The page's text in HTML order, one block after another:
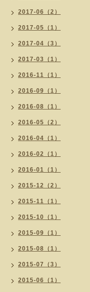
2017-06（2）
2017-05（1）
2017-04（3）
2017-03（1）
2016-11（1）
2016-09（1）
2016-08（1）
2016-05（2）
2016-04（1）
2016-02（1）
2016-01（1）
2015-12（2）
2015-11（1）
2015-10（1）
2015-09（1）
2015-08（1）
2015-07（3）
2015-06（1）